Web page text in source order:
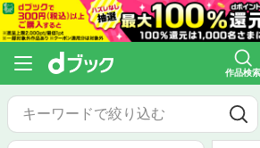
作品検索